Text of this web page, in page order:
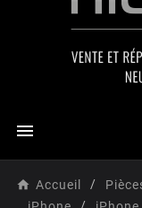

Accueil